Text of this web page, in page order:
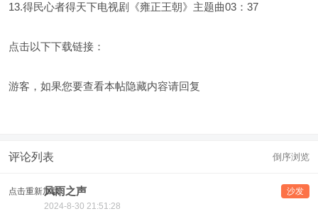
13.得民心者得天下电视剧《雍正王朝》主题曲03：37
点击以下下载链接：
游客，如果您要查看本帖隐藏内容请回复
评论列表 倒序浏览
点击重新加载 沙发
风雨之声
2024-8-30 21:51:28